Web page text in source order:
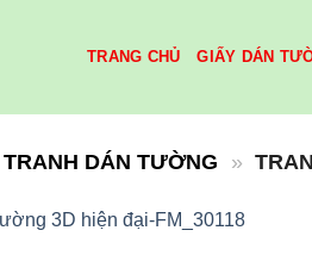
TRANG CHỦ GIẤY DÁN
TRANH DÁN TƯỜNG »